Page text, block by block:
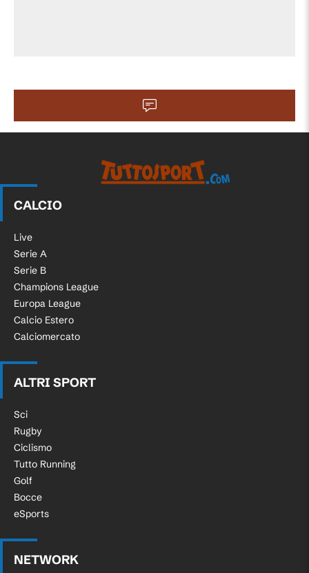
CALCIO
Live
Serie A
Serie B
Champions League
Europa League
Calcio Estero
Calciomercato
ALTRI SPORT
Sci
Rugby
Ciclismo
Tutto Running
Golf
Bocce
eSports
NETWORK